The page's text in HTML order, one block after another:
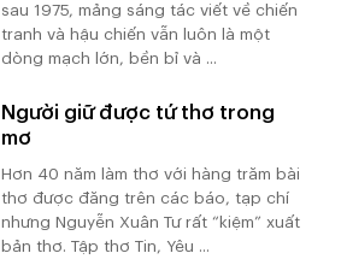
sau 1975, mảng sáng tác viết về chiến
tranh và hậu chiến vẫn luôn là một
dòng mạch lớn, bền bỉ và ...
Người giữ được tứ thơ trong
mơ
Hơn 40 năm làm thơ với hàng trăm bài
thơ được đăng trên các báo, tạp chí
nhưng Nguyễn Xuân Tư rất “kiệm” xuất
bản thơ. Tập thơ Tin, Yêu ...